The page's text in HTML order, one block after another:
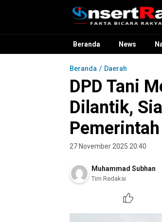
InsertRakyat.com
Fakta Bicara Rakyat Menilai
Beranda News
Beranda Daerah
DPD Tani
Dilantik,
27 November 2025 20:40
Muhammad Subhan
Tim Redaksi